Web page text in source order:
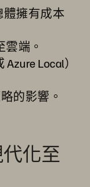
體擁有成本
端。
Local）
的影響。
化至